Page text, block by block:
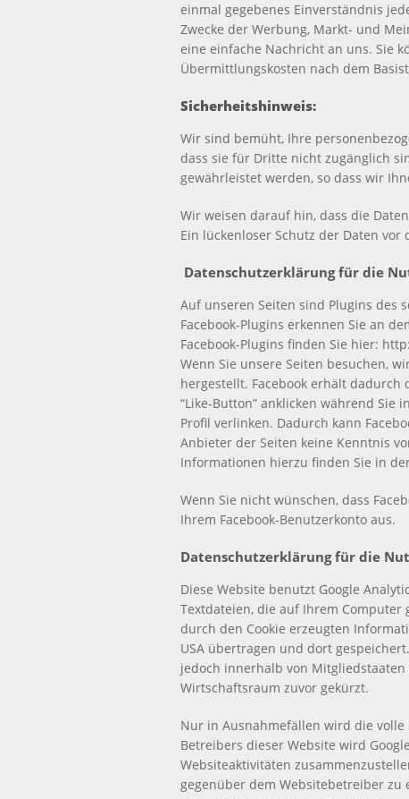
einmal gegebenes Einverständnis
Zwecke der Werbung, Markt- und
eine einfache Nachricht an uns. Sie
Übermittlungskosten nach dem
Sicherheitshinweis:
Wir sind bemüht, Ihre
dass sie für Dritte nicht zugänglich
gewährleistet werden, so dass wir
Wir weisen darauf hin, dass die
Ein lückenloser Schutz der Daten
Datenschutzerklärung für die
Auf unseren Seiten sind Plugins des
Facebook-Plugins erkennen Sie an
Facebook-Plugins finden Sie hier:
Wenn Sie unsere Seiten besuchen,
hergestellt. Facebook erhält dadurch
“Like-Button” anklicken während Sie
Profil verlinken. Dadurch kann
Anbieter der Seiten keine Kenntnis
Informationen hierzu finden Sie in
Wenn Sie nicht wünschen, dass
Ihrem Facebook-Benutzerkonto aus.
Datenschutzerklärung für die
Diese Website benutzt Google
Textdateien, die auf Ihrem
durch den Cookie erzeugten
USA übertragen und dort
jedoch innerhalb von
Wirtschaftsraum zuvor gekürzt.
Nur in Ausnahmefällen wird die volle
Betreibers dieser Website wird
Websiteaktivitäten
gegenüber dem Websitebetreiber zu